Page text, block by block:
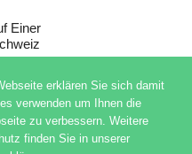
Einer
erklären Sie sich damit
verwenden um Ihnen die
zu verbessern. Weitere
finden Sie in unserer